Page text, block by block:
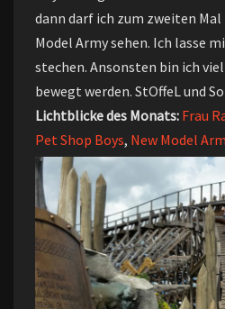
dann darf ich zum zweiten
Model Army sehen. Ich lasse
stechen. Ansonsten bin ich
bewegt werden. StOffeL und
Lichtblicke des Monats: Frau
Pet Shop Boys, New Model